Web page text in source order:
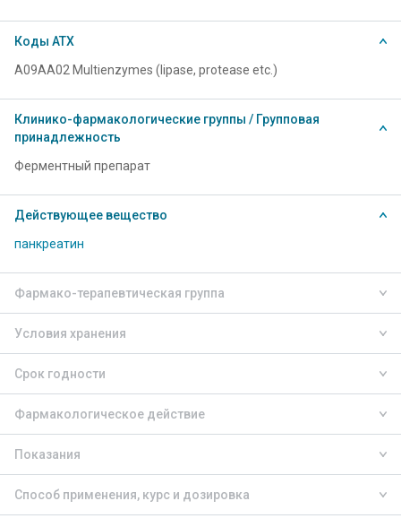
Коды АТХ
A09AA02 Multienzymes (lipase, protease etc.)
Клинико-фармакологические группы / Групповая
принадлежность
Ферментный препарат
Действующее вещество
панкреатин
Фармако-терапевтическая группа
Условия хранения
Срок годности
Фармакологическое действие
Показания
Способ применения, курс и дозировка